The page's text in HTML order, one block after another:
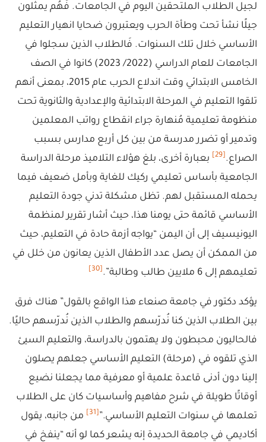
لجيل الطلاب الملتحقين اليوم في الجامعات. فَهُم يمثلون
جيلًا نشأ تحت وطأة الحرب ويعتبرون ضحايا انهيار التعليم
الأساسي خلال تلك السنوات. فَالطلاب الذين سجلوا في
الجامعات للعام الدراسي (2022/ 2023) كانوا في الصف
الخامس الابتدائي وقت اندلاع الحرب عام 2015، بمعنى أنهم
تلقوا التعليم في المرحلة الابتدائية والإعدادية والثانوية تحت
منظومة تعليمية مُنهارة جراء انقطاع رواتب المعلمين
وتدمير أو تضرر مدرسة من بين كل أربع مدارس بسبب
الصراع. [29]
بعبارة أخرى، بلغ هؤلاء التلاميذ مرحلة الدراسة
الجامعية بأساس تعليمي ركيك للغاية وبأمل ضعيف فيما
يحمله المستقبل لهم. تظل مشكلة تدني جودة التعليم
الأساسي قائمة حتى يومنا هذا، حيث أشار تقرير لمنظمة
اليونيسيف إلى أن اليمن “يواجه أزمة حادة في التعليم، حيث
من الممكن أن يصل عدد الأطفال الذين يعانون من خلل في
تعليمهم إلى 6 ملايين طالب وطالبة”.
[30]
يؤكد دكتور في جامعة صنعاء هذا الواقع بالقول” هناك فرق
بين الطلاب الذين كنا نُدرّسهم والطلاب الذين نُدرّسهم حاليًا.
فالحاليون محبطون ولا يهتمون بالدراسة، والتعليم السيئ
الذي تلقوه في (مرحلة) التعليم الأساسي جعلهم يصلون
إلينا دون أدنى قاعدة علمية أو معرفية مما يجعلنا نضيع
أوقاتًا طويلة في شرح مفاهيم وأساسيات كان على الطلاب
تعلمها في سنوات التعليم الأساسي.” [31]
من جانبه، يقول
أكاديمي في جامعة الحديدة إنه يشعر كما لو أنه “ينفخ في